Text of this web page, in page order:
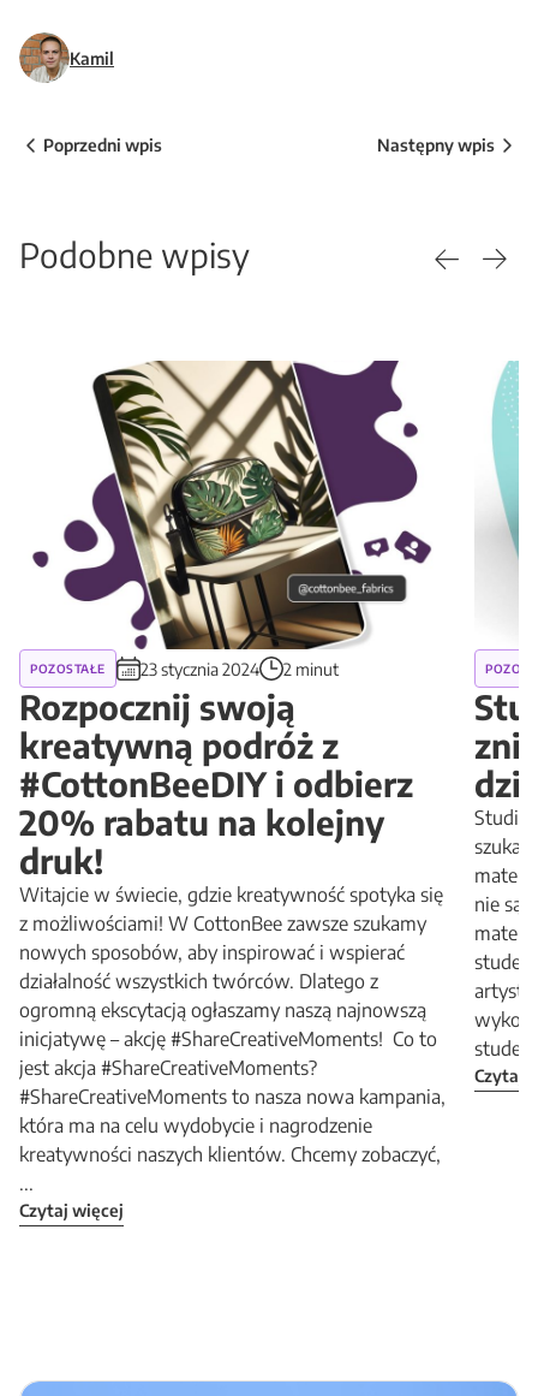
Kamil
Poprzedni wpis Następny wpis
Podobne wpisy
POZOSTAŁE 23 stycznia 2024 2 minut
Rozpocznij swoją
kreatywną podróż z
#CottonBeeDIY i odbierz
20% rabatu na kolejny
druk!
Witajcie w świecie, gdzie kreatywność spotyka się
z możliwościami! W CottonBee zawsze szukamy
nowych sposobów, aby inspirować i wspierać
działalność wszystkich twórców. Dlatego z
ogromną ekscytacją ogłaszamy naszą najnowszą
inicjatywę – akcję #ShareCreativeMoments! Co to
jest akcja #ShareCreativeMoments?
#ShareCreativeMoments to nasza nowa kampania,
która ma na celu wydobycie i nagrodzenie
kreatywności naszych klientów. Chcemy zobaczyć,
...
Czytaj więcej
nie są
Czytaj